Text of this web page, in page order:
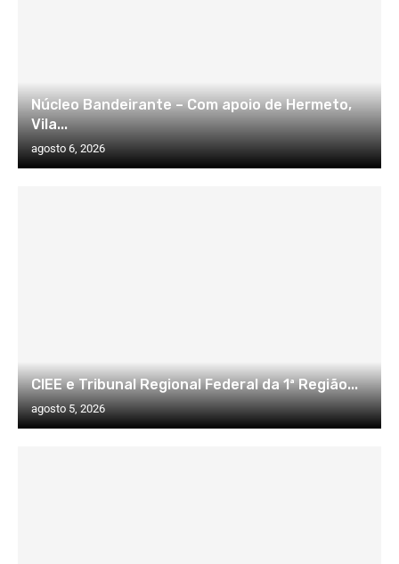
Núcleo Bandeirante – Com apoio de Hermeto,
Vila...
agosto 6, 2026
CIEE e Tribunal Regional Federal da 1ª Região...
agosto 5, 2026